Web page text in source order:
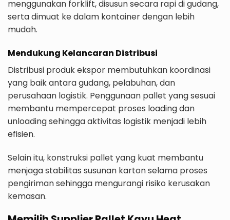
menggunakan forklift, disusun secara rapi di gudang,
serta dimuat ke dalam kontainer dengan lebih
mudah.
Mendukung Kelancaran Distribusi
Distribusi produk ekspor membutuhkan koordinasi
yang baik antara gudang, pelabuhan, dan
perusahaan logistik. Penggunaan pallet yang sesuai
membantu mempercepat proses loading dan
unloading sehingga aktivitas logistik menjadi lebih
efisien.
Selain itu, konstruksi pallet yang kuat membantu
menjaga stabilitas susunan karton selama proses
pengiriman sehingga mengurangi risiko kerusakan
kemasan.